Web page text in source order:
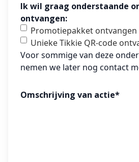
Ik wil graag onderstaande
ontvangen:
Promotiepakket ontvangen
Unieke Tikkie QR-code
Voor sommige van deze
nemen we later nog contact
Omschrijving van actie*